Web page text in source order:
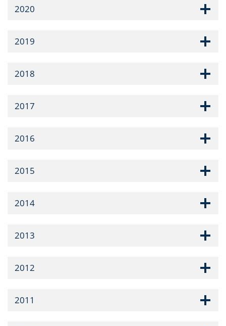
2020
2019
2018
2017
2016
2015
2014
2013
2012
2011